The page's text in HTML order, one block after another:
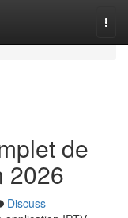
de
2026
Discuss